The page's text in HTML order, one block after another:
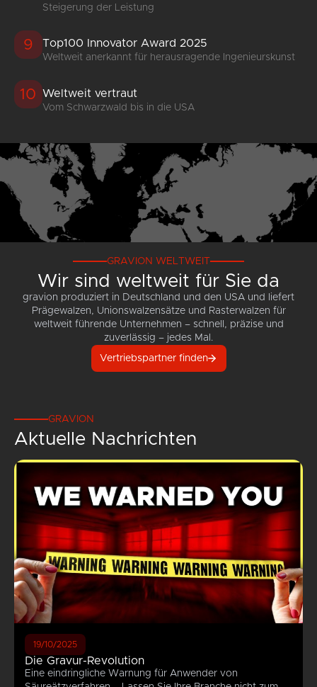
Steigerung der Leistung
9 Top100 Innovator Award 2025
Weltweit anerkannt für herausragende Ingenieurskunst
10 Weltweit vertraut
Vom Schwarzwald bis in die USA
GRAVION WELTWEIT
Wir sind weltweit für Sie da
gravion produziert in Deutschland und den USA und liefert
Prägewalzen, Unionswalzensätze und Rasterwalzen für
weltweit führende Unternehmen – schnell, präzise und
zuverlässig – jedes Mal.
Vertriebspartner finden
GRAVION
Aktuelle Nachrichten
19/10/2025
Die Gravur-Revolution
Eine eindringliche Warnung für Anwender von